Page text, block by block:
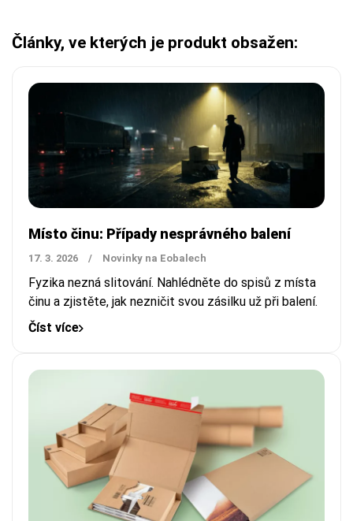
Články, ve kterých je produkt obsažen:
Místo činu: Případy nesprávného balení
17. 3. 2026 / Novinky na Eobalech
Fyzika nezná slitování. Nahlédněte do spisů z místa
činu a zjistěte, jak nezničit svou zásilku už při balení.
Číst více